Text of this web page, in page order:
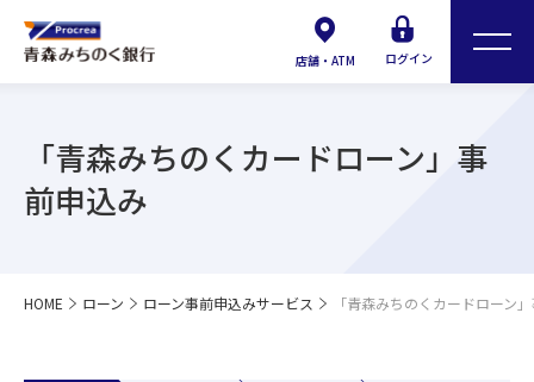
店舗・ATM ログイン
「青森みちのくカードローン」事
前申込み
HOME ローン ローン事前申込みサービス 「青森みちのくカードローン